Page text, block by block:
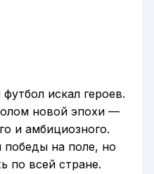
искал героев.
новой эпохи —
и амбициозного.
победы на поле, но
по всей стране.